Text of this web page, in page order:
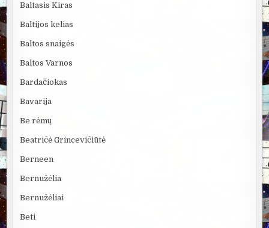
Baltasis Kiras
Baltijos kelias
Baltos snaigės
Baltos Varnos
Bardačiokas
Bavarija
Be rėmų
Beatričė Grincevičiūtė
Berneen
Bernužėlia
Bernužėliai
Beti